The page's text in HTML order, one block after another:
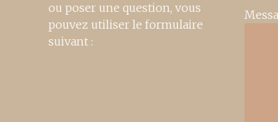
ou poser une question, vous
pouvez utiliser le formulaire
suivant :